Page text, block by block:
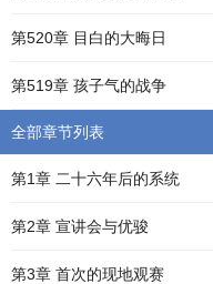
第520章 目白的大晦日
第519章 孩子气的战争
全部章节列表
第1章 二十六年后的系统
第2章 宣讲会与优骏
第3章 首次的现地观赛